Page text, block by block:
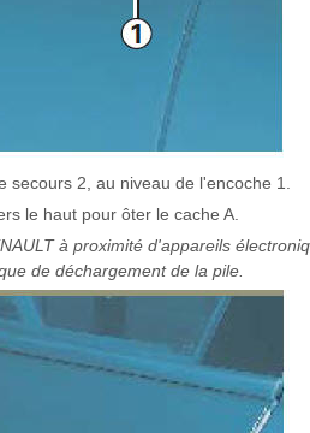
secours 2, au niveau de l'encoche 1.
le haut pour ôter le cache A.
à proximité d'appareils
de déchargement de la pile.